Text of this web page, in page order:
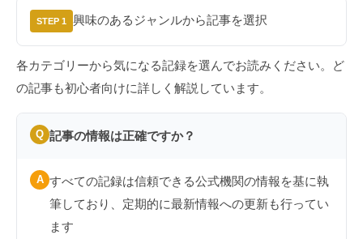
STEP 1 興味のあるジャンルから記事を選択
各カテゴリーから気になる記録を選んでお読みください。ど
の記事も初心者向けに詳しく解説しています。
Q 記事の情報は正確ですか？
A すべての記録は信頼できる公式機関の情報を基に執
筆しており、定期的に最新情報への更新も行ってい
ます